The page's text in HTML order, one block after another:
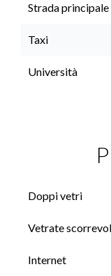
Strada principale
Taxi
Università
Doppi vetri
Vetrate
Internet